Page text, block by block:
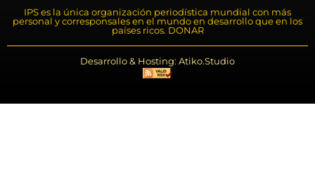
IPS es la única organización periodística mundial con más
personal y corresponsales en el mundo en desarrollo que en los
países ricos. DONAR
Desarrollo & Hosting: Atiko.Studio